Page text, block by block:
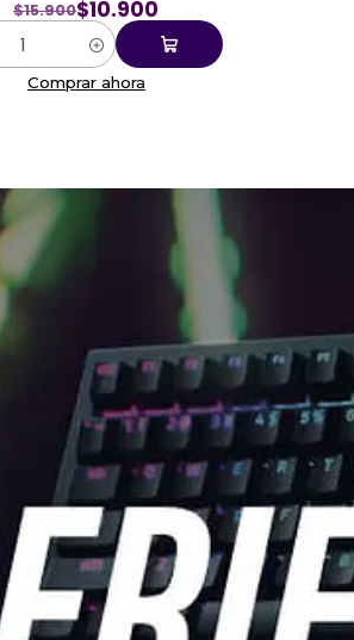
$15.900$10.900
Comprar ahora